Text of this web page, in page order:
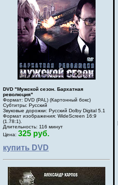
DVD "Мужской сезон. Бархатная
революция"
Формат: DVD (PAL) (Картонный бокс)
Субтитры: Русский
Звуковые дорожки: Русский Dolby Digital 5.1
Формат изображения: WideScreen 16:9
(1.78:1).
Длительность: 116 минут
Цена: 325 руб.
купить DVD